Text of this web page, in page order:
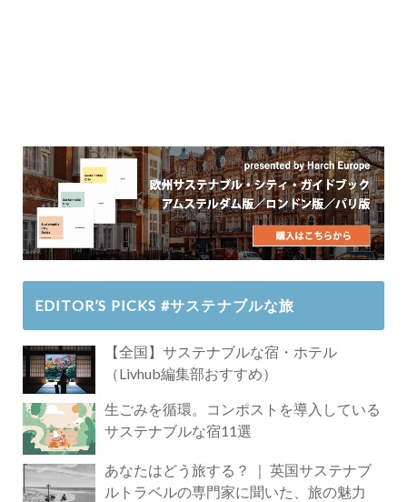
EDITOR’S PICKS #サステナブルな旅
【全国】サステナブルな宿・ホテル
（Livhub編集部おすすめ）
生ごみを循環。コンポストを導入している
サステナブルな宿11選
あなたはどう旅する？ ｜ 英国サステナブ
ルトラベルの専門家に聞いた、旅の魅力